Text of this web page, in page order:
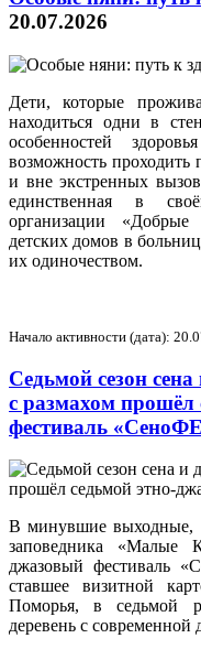
20.07.2026
Дети, которые
находиться одни в
особенностей
возможность проходить
и вне экстренных
единственная в
организации
детских домов в
их одиночеством.
Начало активности (дата):
Седьмой сезон
с размахом прошёл
фестиваль
В минувшие выходные,
заповедника «Малые
джазовый фестиваль
ставшее визитной
Поморья, в седьмой
деревень с